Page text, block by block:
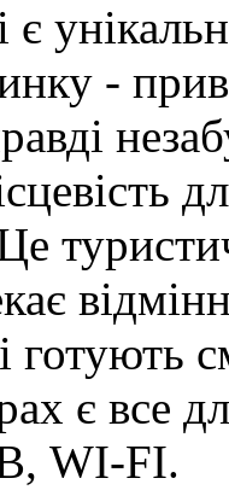
-
готують
є все
WI-FI.